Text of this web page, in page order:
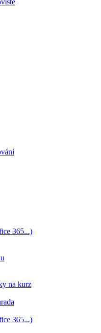
365...)
na kurz
365...)